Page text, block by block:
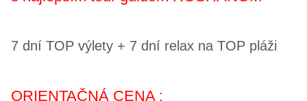
7 dní TOP výlety + 7 dní relax na TOP pláži
ORIENTAČNÁ CENA :